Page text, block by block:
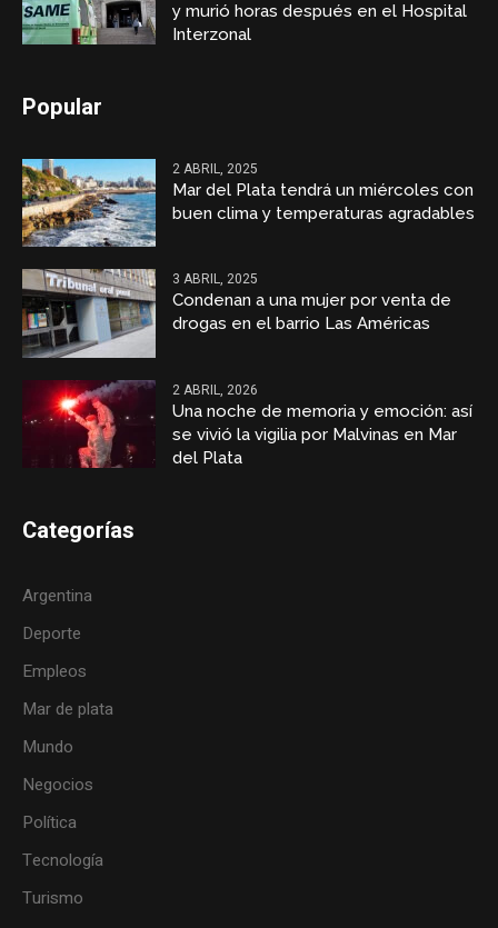
y murió horas después en el Hospital
Interzonal
Popular
2 ABRIL, 2025
Mar del Plata tendrá un miércoles con
buen clima y temperaturas agradables
3 ABRIL, 2025
Condenan a una mujer por venta de
drogas en el barrio Las Américas
2 ABRIL, 2026
Una noche de memoria y emoción: así
se vivió la vigilia por Malvinas en Mar
del Plata
Categorías
Argentina
Deporte
Empleos
Mar de plata
Mundo
Negocios
Política
Tecnología
Turismo